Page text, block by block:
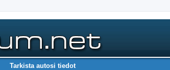
Tarkista autosi tiedot